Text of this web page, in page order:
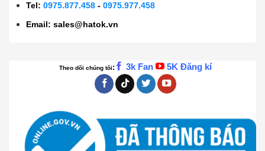
Tel:0975.877.458 -0975.977.458
Email:sales@hatok.vn
Theo dõi chúng tôi: 3k Fan 5K Đăng kí